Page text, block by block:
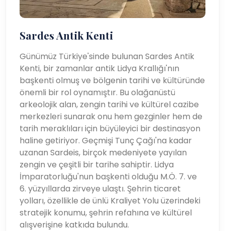
Sardes Antik Kenti
Günümüz Türkiye'sinde bulunan Sardes Antik
Kenti, bir zamanlar antik Lidya Krallığı'nın
başkenti olmuş ve bölgenin tarihi ve kültüründe
önemli bir rol oynamıştır. Bu olağanüstü
arkeolojik alan, zengin tarihi ve kültürel cazibe
merkezleri sunarak onu hem gezginler hem de
tarih meraklıları için büyüleyici bir destinasyon
haline getiriyor. Geçmişi Tunç Çağı'na kadar
uzanan Sardeis, birçok medeniyete yayılan
zengin ve çeşitli bir tarihe sahiptir. Lidya
İmparatorluğu'nun başkenti olduğu M.Ö. 7. ve
6. yüzyıllarda zirveye ulaştı. Şehrin ticaret
yolları, özellikle de ünlü Kraliyet Yolu üzerindeki
stratejik konumu, şehrin refahına ve kültürel
alışverişine katkıda bulundu.